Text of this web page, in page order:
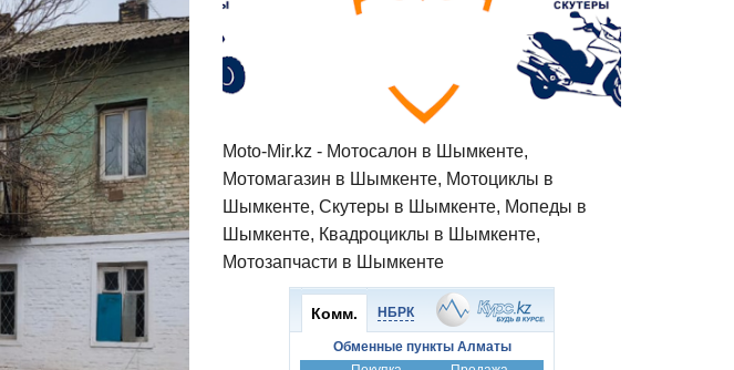
Moto-Mir.kz - Мотосалон в Шымкенте,
Мотомагазин в Шымкенте, Мотоциклы в
Шымкенте, Скутеры в Шымкенте, Мопеды в
Шымкенте, Квадроциклы в Шымкенте,
Мотозапчасти в Шымкенте